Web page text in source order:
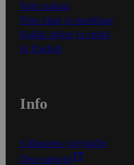
Näin maksat
Näin tilaat ja muokkaat
Kaikki ohjeet ja vinkit
In English
Info
S-Business yrityksille
Oiva-raportit